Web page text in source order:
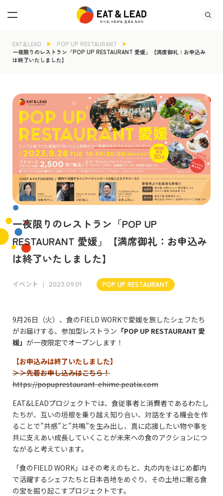
EAT＆LEAD
POP UP RESTAURANT
一夜限りのレストラン「POP UP RESTAURANT 愛媛」【満席御礼：お申込み
は終了いたしました】
一夜限りのレストラン「POP UP
RESTAURANT 愛媛」【満席御礼：お申込み
は終了いたしました】
イベント 2023.09.01 POP UP RESTAURANT
9月26日（火）、食のFIELD WORKで愛媛を旅したシェフたち
がお届けする、参加型レストラン 「POP UP RESTAURANT 愛
媛」 が一夜限定でオープンします！
【お申込みは終了いたしました】
＞＞先着お申し込みはこちら！
https://popuprestaurant-ehime.peatix.com
EAT&LEADプロジェクトでは、食従事者と消費者であるわたし
たちが、互いの垣根を乗り越え知り合い、対話をする機会を作
ることで”共感”と”共鳴”を生み出し、真に応援したい物や事を
共に支えあい成長していくことが未来への食のアクションにつ
ながると考えています。
「食のFIELD WORK」はその考えのもと、丸の内をはじめ都内
で活躍するシェフたちと日本各地をめぐり、その土地に眠る食
の宝を掘り起こすプロジェクトです。